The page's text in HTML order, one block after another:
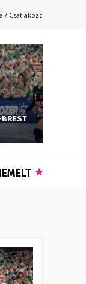
/ Csatlakozz